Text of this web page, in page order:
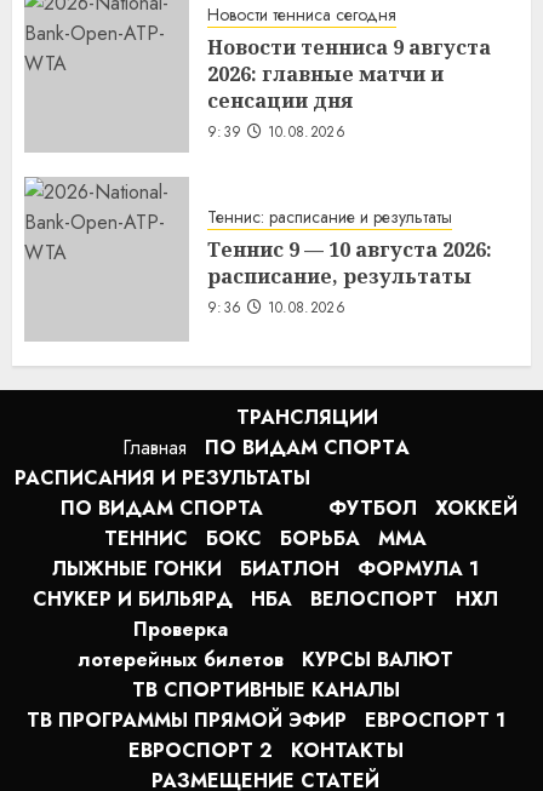
Новости тенниса сегодня
Новости тенниса 9 августа
2026: главные матчи и
сенсации дня
9:39 10.08.2026
Теннис: расписание и результаты
Теннис 9 — 10 августа 2026:
расписание, результаты
9:36 10.08.2026
Главная
ТРАНСЛЯЦИИ
ПО ВИДАМ СПОРТA
РАСПИСАНИЯ И РЕЗУЛЬТАТЫ
ПО ВИДАМ СПОРТА
ФУТБОЛ
ХОККЕЙ
ТЕННИС
БОКС БОРЬБА
MMA
ЛЫЖНЫЕ ГОНКИ
БИАТЛОН
ФОРМУЛА 1
СНУКЕР И БИЛЬЯРД
НБА ВЕЛОСПОРТ
НХЛ
Проверка
лотерейных билетов
КУРСЫ ВАЛЮТ
ТВ СПОРТИВНЫЕ КАНАЛЫ
ТВ ПРОГРАММЫ ПРЯМОЙ ЭФИР
ЕВРОСПОРТ 1
ЕВРОСПОРТ 2
КОНТАКТЫ
РАЗМЕЩЕНИЕ СТАТЕЙ